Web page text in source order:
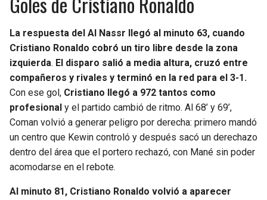
La respuesta del Al Nassr llegó al minuto 63, cuando
Cristiano Ronaldo cobró un tiro libre desde la zona
izquierda. El disparo salió a media altura, cruzó entre
compañeros y rivales y terminó en la red para el 3-1.
Con ese gol, Cristiano llegó a 972 tantos como
profesional y el partido cambió de ritmo. Al 68’ y 69’,
Coman volvió a generar peligro por derecha: primero mandó
un centro que Kewin controló y después sacó un derechazo
dentro del área que el portero rechazó, con Mané sin poder
acomodarse en el rebote.
Al minuto 81, Cristiano Ronaldo volvió a aparecer